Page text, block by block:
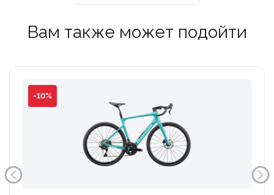
дефлекторов Bianchi Air Deflector, вдохновлённая
воздуха за рулевым стаканом, снижая
ФОРМА ТРУБ РАМЫ — верхняя труба рамы
расширяется в области соединения с рулевым
стаканом и имеет крестообразный силуэт,
продолжающий контуры воздушных дефлекторов.
ЗАДНИЙ ТРЕУГОЛЬНИК — верхние перья заднего
треугольника плотно обтекают заднее колесо,
Вам также может подойти
-10%